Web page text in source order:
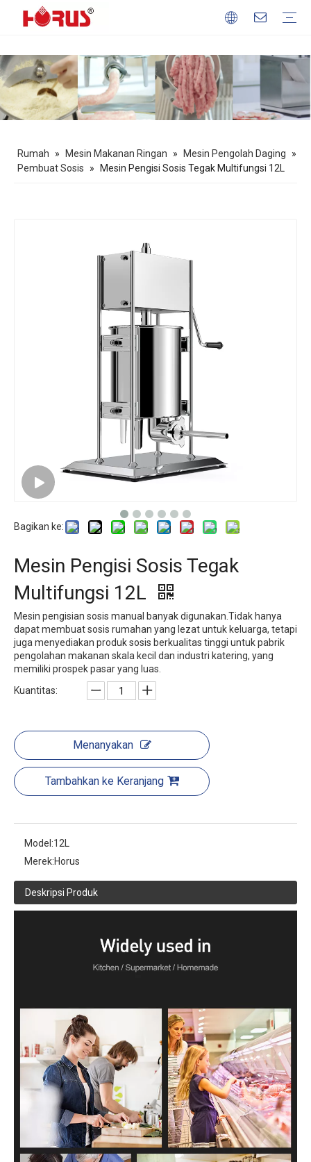
Rumah » Mesin Makanan Ringan » Mesin Pengolah Daging
»
Pembuat Sosis
» Mesin Pengisi Sosis Tegak Multifungsi 12L
Bagikan ke:
Mesin Pengisi Sosis Tegak
Multifungsi 12L
Mesin pengisian sosis manual banyak digunakan.Tidak hanya
dapat membuat sosis rumahan yang lezat untuk keluarga, tetapi
juga menyediakan produk sosis berkualitas tinggi untuk pabrik
pengolahan makanan skala kecil dan industri katering, yang
memiliki prospek pasar yang luas.
Kuantitas:
Menanyakan
Tambahkan ke Keranjang
Model:12L
Merek:Horus
Deskripsi Produk